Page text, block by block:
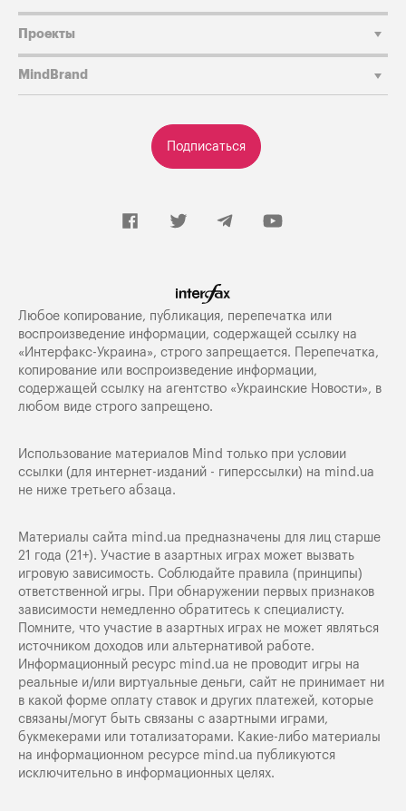
Подписаться
Проекты
MindBrand
Любое копирование, публикация, перепечатка или
воспроизведение информации, содержащей ссылку на
«Интерфакс-Украина», строго запрещается. Перепечатка,
копирование или воспроизведение информации,
содержащей ссылку на агентство «Украинские Новости», в
любом виде строго запрещено.
Использование материалов Mind только при условии
ссылки (для интернет-изданий - гиперссылки) на mind.ua
не ниже третьего абзаца.
Материалы сайта mind.ua предназначены для лиц старше
21 года (21+). Участие в азартных играх может вызвать
игровую зависимость. Соблюдайте правила (принципы)
ответственной игры. При обнаружении первых признаков
зависимости немедленно обратитесь к специалисту.
Помните, что участие в азартных играх не может являться
источником доходов или альтернативой работе.
Информационный ресурс mind.ua не проводит игры на
реальные и/или виртуальные деньги, сайт не принимает ни
в какой форме оплату ставок и других платежей, которые
связаны/могут быть связаны с азартными играми,
букмекерами или тотализаторами. Какие-либо материалы
на информационном ресурсе mind.ua публикуются
исключительно в информационных целях.